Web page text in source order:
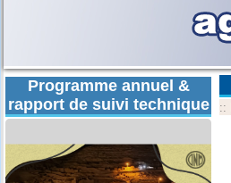
Programme annuel &
rapport de suivi technique
::